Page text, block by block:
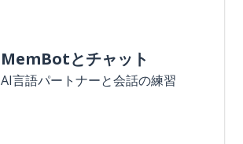
MemBotとチャット
AI言語パートナーと会話の練習